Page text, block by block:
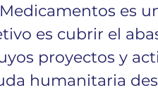
es
es cubrir el
proyectos y
humanitaria